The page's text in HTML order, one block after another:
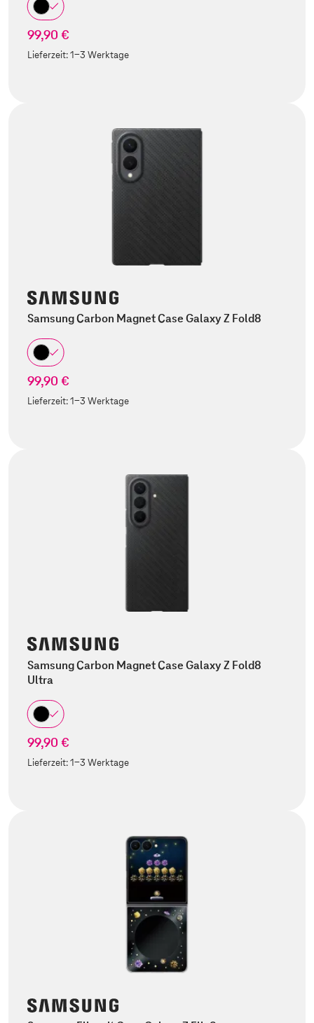
99,90 €
Lieferzeit:1-3 Werktage
Samsung Carbon Magnet Case Galaxy Z Fold8
99,90 €
Lieferzeit:1-3 Werktage
Samsung Carbon Magnet Case Galaxy Z Fold8
Ultra
99,90 €
Lieferzeit:1-3 Werktage